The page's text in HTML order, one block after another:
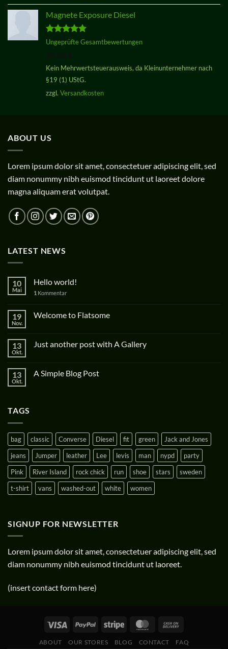
Magnete Exposure Diesel
Bewertet
Ungeprüfte Gesamtbewertungen
Kein Mehrwertsteuerausweis, da Kleinunternehmer nach
§19 (1) UStG.
zzgl. Versandkosten
ABOUT US
Lorem ipsum dolor sit amet, consectetuer adipiscing elit, sed
diam nonummy nibh euismod tincidunt ut laoreet dolore
magna aliquam erat volutpat.
LATEST NEWS
10
Mai
Hello world!
1 Kommentar
19
Nov.
Welcome to Flatsome
13
Okt.
Just another post with A Gallery
13
Okt.
A Simple Blog Post
TAGS
bag classic Converse Diesel fit green
Jack and Jones
jeans
Jumper leather Lee levis man nypd
party
Pink
River Island rock chick run shoe stars
sweden
t-shirt
vans washed-out white women
SIGNUP FOR NEWSLETTER
Lorem ipsum dolor sit amet, consectetuer adipiscing elit, sed
diam nonummy nibh euismod tincidunt ut laoreet.
(insert contact form here)
ABOUT OUR STORES BLOG CONTACT FAQ